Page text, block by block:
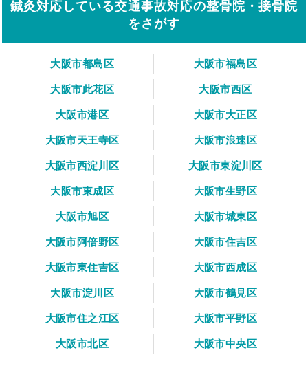
鍼灸対応している交通事故対応の整骨院・接骨院
をさがす
大阪市都島区
大阪市福島区
大阪市此花区
大阪市西区
大阪市港区
大阪市大正区
大阪市天王寺区
大阪市浪速区
大阪市西淀川区
大阪市東淀川区
大阪市東成区
大阪市生野区
大阪市旭区
大阪市城東区
大阪市阿倍野区
大阪市住吉区
大阪市東住吉区
大阪市西成区
大阪市淀川区
大阪市鶴見区
大阪市住之江区
大阪市平野区
大阪市北区
大阪市中央区